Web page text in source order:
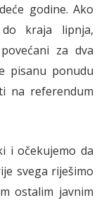
godine. Ako
kraja lipnja,
za dva
pisanu ponudu
na referendum
i očekujemo da
svega riješimo
ostalim javnim